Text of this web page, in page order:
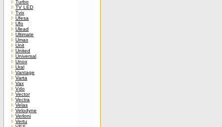
Turbo
TV LED
Tvix
Ufesa
Ufo
Ulead
Ultimate
Umax
Unit
United
Universal
Unox
Ural
Vantage
Varta
Vax
Vdo
Vector
Vectra
Velas
Velodyne
Verloni
Vertu